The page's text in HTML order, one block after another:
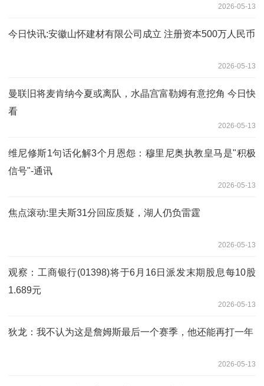
2026-05-13
今日快讯:安徽山怀建材有限公司成立 注册资本500万人民币
2026-05-13
曼联旧将麦肯纳今夏或离队，水晶宫富勒姆有意挖角 今日快
看
2026-05-13
维尼修斯1句话化解3个月恩怨：穆里尼奥执教皇马是"积极
信号"-通讯
2026-05-13
焦点滚动:里夫斯31分回应质疑，湖人仍负雷霆
2026-05-13
观察：工商银行(01398)将于6月16日派发末期股息每10股
1.689元
2026-05-13
狄龙：我不认为这是詹姆斯最后一个赛季，他还能再打一年
2026-05-13